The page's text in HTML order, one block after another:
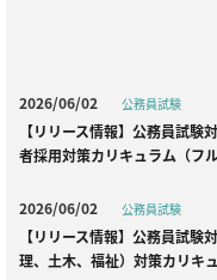
2026/06/02 公務員試験
【リリース情報】公務員試
者採用対策カリキュラム（フル
2026/06/02 公務員試験
【リリース情報】公務員試
理、土木、福祉）対策カリキ